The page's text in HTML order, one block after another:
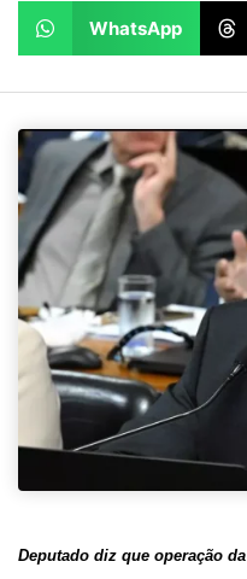
WhatsApp
Deputado diz que operação